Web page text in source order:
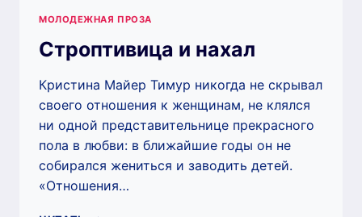
МОЛОДЕЖНАЯ ПРОЗА
Строптивица и нахал
Кристина Майер Тимур никогда не скрывал
своего отношения к женщинам, не клялся
ни одной представительнице прекрасного
пола в любви: в ближайшие годы он не
собирался жениться и заводить детей.
«Отношения…